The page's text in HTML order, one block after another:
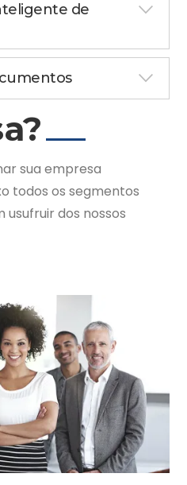
de
sua empresa
todos os segmentos
dos nossos